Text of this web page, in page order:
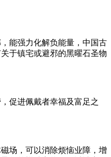
能强力化解负能量，中国古
于镇宅或避邪的黑曜石圣物
促进佩戴者幸福及富足之
场，可以消除烦恼业障，增